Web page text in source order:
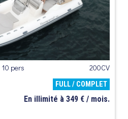
10 pers 200CV
FULL / COMPLET
En illimité à 349 € / mois.